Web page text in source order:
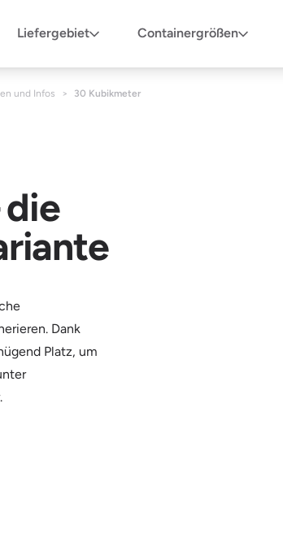
Liefergebiet Containergrößen
und Infos > 30 Kubikmeter
die
Dank
Platz, um